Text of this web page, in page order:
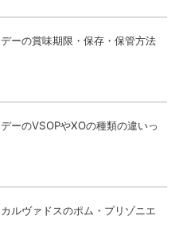
デーの賞味期限・保存・保管方法
デーのVSOPやXOの種類の違いっ
ルヴァドスのポム・プリゾニエ